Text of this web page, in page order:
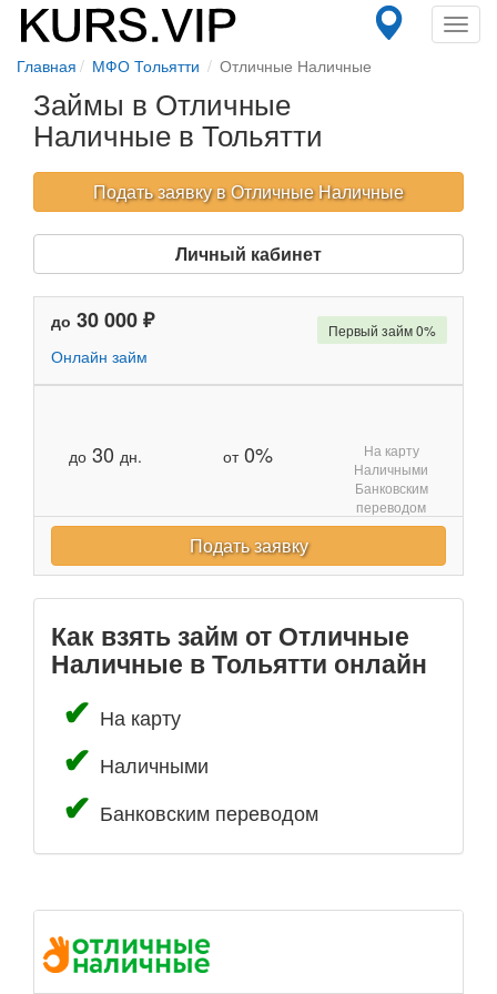
Главная МФО Тольятти Отличные Наличные
Займы в Отличные
Наличные в Тольятти
Подать заявку в Отличные Наличные
Личный кабинет
до 30 000 ₽
Онлайн займ
до 30 дн. от0%
Первый займ 0%
На карту
Наличными
Банковским
переводом
Подать заявку
Как взять займ от Отличные
Наличные в Тольятти онлайн
На карту
Наличными
Банковским переводом